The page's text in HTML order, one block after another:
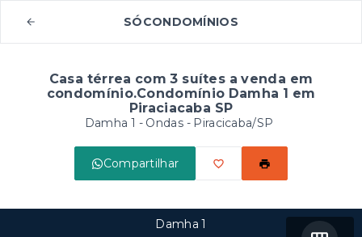
SÓCONDOMÍNIOS
Casa térrea com 3 suítes a venda em
condomínio.Condomínio Damha 1 em
Piraciacaba SP
Damha 1 - Ondas - Piracicaba/SP
Compartilhar
Damha 1